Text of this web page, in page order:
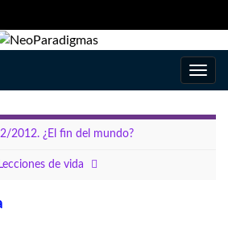
la
2012. ¿El fin del mundo?
Lecciones de vida